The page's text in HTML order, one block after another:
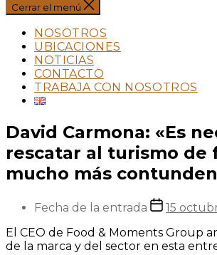
Cerrar el menú
NOSOTROS
UBICACIONES
NOTICIAS
CONTACTO
TRABAJA CON NOSOTROS
David Carmona: «Es
rescatar al turismo de
mucho más
Fecha de la entrada
15
El CEO de Food & Moments Group
de la marca y del sector en esta